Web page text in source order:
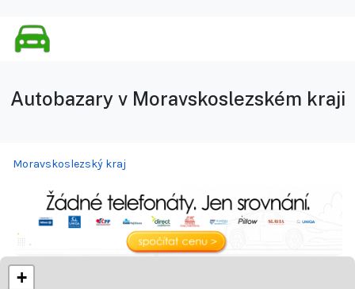
Autobazary v Moravskoslezském kraji
Moravskoslezský kraj
+